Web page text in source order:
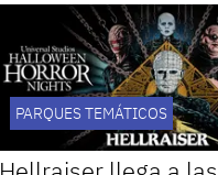
PARQUES TEMÁTICOS